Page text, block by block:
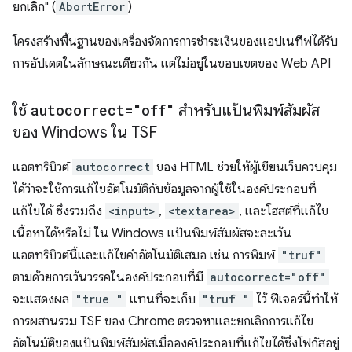
ยกเลิก" ( AbortError )
โครงสร้างพื้นฐานของเครื่องจัดการการชำระเงินของแอปเนทีฟได้รับ
การอัปเดตในลักษณะเดียวกัน แต่ไม่อยู่ในขอบเขตของ Web API
ใช้ autocorrect="off" สำหรับแป้นพิมพ์สัมผัส
ของ Windows ใน TSF
แอตทริบิวต์ autocorrect ของ HTML ช่วยให้ผู้เขียนเว็บควบคุม
ได้ว่าจะใช้การแก้ไขอัตโนมัติกับข้อมูลจากผู้ใช้ในองค์ประกอบที่
แก้ไขได้ ซึ่งรวมถึง <input> , <textarea> , และโฮสต์ที่แก้ไข
เนื้อหาได้หรือไม่ ใน Windows แป้นพิมพ์สัมผัสจะละเว้น
แอตทริบิวต์นี้และแก้ไขคำอัตโนมัติเสมอ เช่น การพิมพ์ "truf"
ตามด้วยการเว้นวรรคในองค์ประกอบที่มี autocorrect="off"
จะแสดงผล "true " แทนที่จะเก็บ "truf "
ไว้ ฟีเจอร์นี้ทำให้
การผสานรวม TSF ของ Chrome ตรวจหาและยกเลิกการแก้ไข
อัตโนมัติของแป้นพิมพ์สัมผัสเมื่อองค์ประกอบที่แก้ไขได้ซึ่งโฟกัสอยู่